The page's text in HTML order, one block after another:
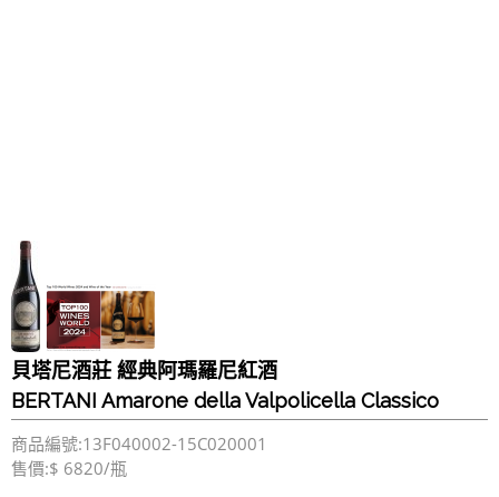
貝塔尼酒莊 經典阿瑪羅尼紅酒
BERTANI Amarone della Valpolicella Classico
商品編號:13F040002-15C020001
售價:$ 6820/瓶